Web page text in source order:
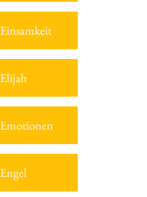
Einsamkeit
Elijah
Emotionen
Engel